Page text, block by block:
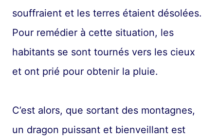
souffraient et les terres étaient désolées.
Pour remédier à cette situation, les
habitants se sont tournés vers les cieux
et ont prié pour obtenir la pluie.
C’est alors, que sortant des montagnes,
un dragon puissant et bienveillant est